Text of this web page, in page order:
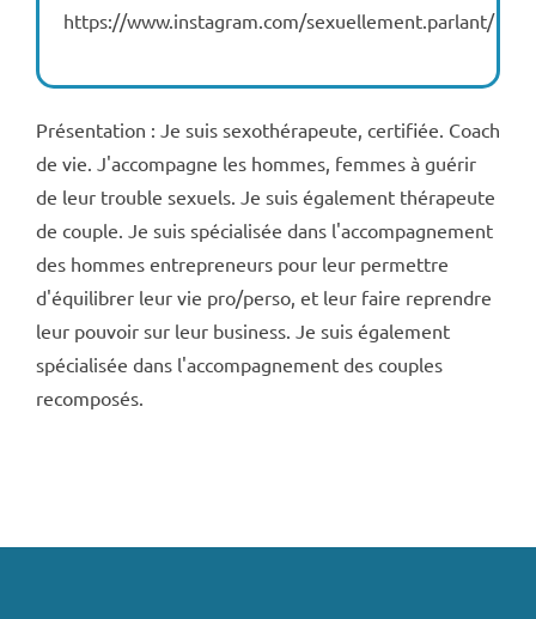
https://www.instagram.com/sexuellement.parlant/
Présentation : Je suis sexothérapeute, certifiée. Coach
de vie. J'accompagne les hommes, femmes à guérir
de leur trouble sexuels. Je suis également thérapeute
de couple. Je suis spécialisée dans l'accompagnement
des hommes entrepreneurs pour leur permettre
d'équilibrer leur vie pro/perso, et leur faire reprendre
leur pouvoir sur leur business. Je suis également
spécialisée dans l'accompagnement des couples
recomposés.